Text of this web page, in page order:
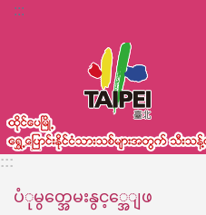
:::
:::
ပံုမွတ္အေမးနွင့္အေျဖ